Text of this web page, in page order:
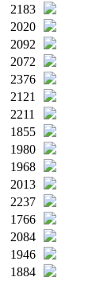
2183
2020
2092
2072
2376
2121
2211
1855
1980
1968
2013
2237
1766
2084
1946
1884